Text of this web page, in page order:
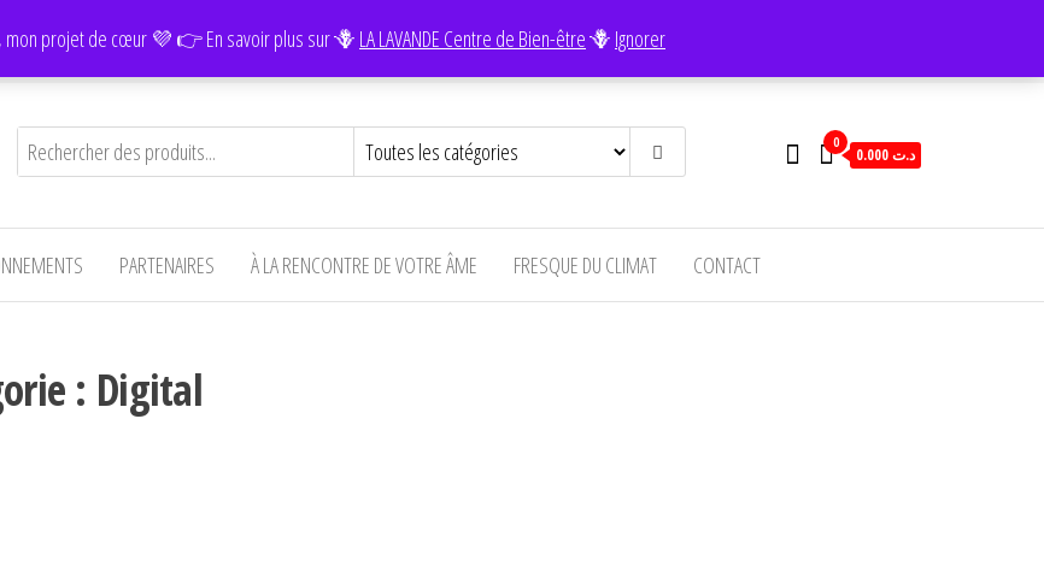
mon projet de cœur 💜 👉 En savoir plus sur 🪻 LA LAVANDE Centre de Bien-être🪻 Ignorer
FacebookInstagramYouTube
0
0.000 د.ت
PARTENAIRES À LA RENCONTRE DE VOTRE ÂME FRESQUE DU CLIMAT CONTACT
: Digital